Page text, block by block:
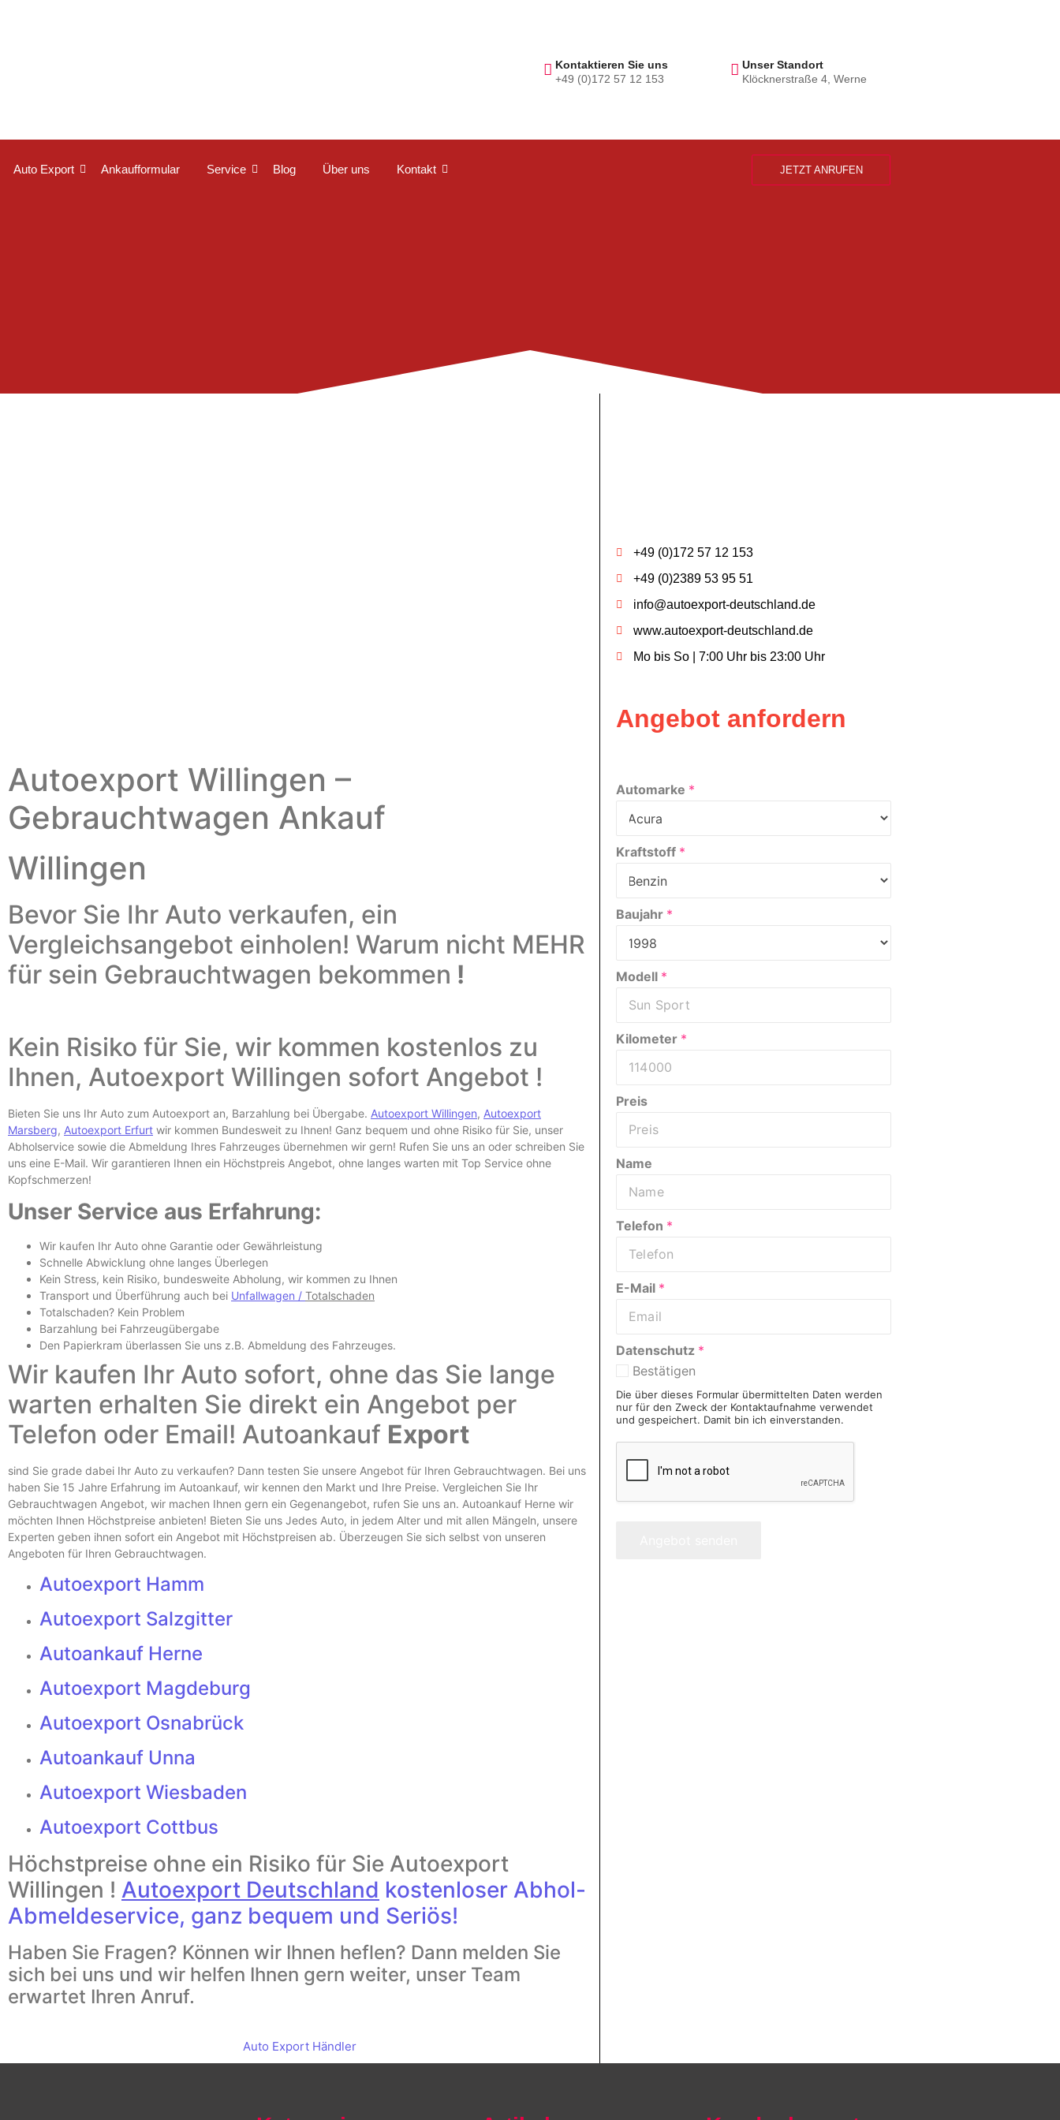
Kontaktieren Sie uns
+49 (0)172 57 12 153
Unser Standort
Klöcknerstraße 4, Werne
Auto Export Ankaufformular Service Blog Über uns Kontakt JETZT ANRUFEN
+49 (0)172 57 12 153
+49 (0)2389 53 95 51
info@autoexport-deutschland.de
www.autoexport-deutschland.de
Mo bis So | 7:00 Uhr bis 23:00 Uhr
Angebot anfordern
Autoexport Willingen –
Gebrauchtwagen Ankauf
Willingen
Bevor Sie Ihr Auto verkaufen, ein
Vergleichsangebot einholen! Warum nicht MEHR
für sein Gebrauchtwagen bekommen !
Kein Risiko für Sie, wir kommen kostenlos zu
Ihnen, Autoexport Willingen sofort Angebot !
Bieten Sie uns Ihr Auto zum Autoexport an, Barzahlung bei Übergabe. Autoexport Willingen, Autoexport
Marsberg, Autoexport Erfurt wir kommen Bundesweit zu Ihnen! Ganz bequem und ohne Risiko für Sie, unser
Abholservice sowie die Abmeldung Ihres Fahrzeuges übernehmen wir gern! Rufen Sie uns an oder schreiben Sie
uns eine E-Mail. Wir garantieren Ihnen ein Höchstpreis Angebot, ohne langes warten mit Top Service ohne
Kopfschmerzen!
Unser Service aus Erfahrung:
Wir kaufen Ihr Auto ohne Garantie oder Gewährleistung
Schnelle Abwicklung ohne langes Überlegen
Kein Stress, kein Risiko, bundesweite Abholung, wir kommen zu Ihnen
Transport und Überführung auch bei Unfallwagen / Totalschaden
Totalschaden? Kein Problem
Barzahlung bei Fahrzeugübergabe
Den Papierkram überlassen Sie uns z.B. Abmeldung des Fahrzeuges.
Wir kaufen Ihr Auto sofort, ohne das Sie lange
warten erhalten Sie direkt ein Angebot per
Telefon oder Email! Autoankauf Export
sind Sie grade dabei Ihr Auto zu verkaufen? Dann testen Sie unsere Angebot für Ihren Gebrauchtwagen. Bei uns
haben Sie 15 Jahre Erfahrung im Autoankauf, wir kennen den Markt und Ihre Preise. Vergleichen Sie Ihr
Gebrauchtwagen Angebot, wir machen Ihnen gern ein Gegenangebot, rufen Sie uns an. Autoankauf Herne wir
möchten Ihnen Höchstpreise anbieten! Bieten Sie uns Jedes Auto, in jedem Alter und mit allen Mängeln, unsere
Experten geben ihnen sofort ein Angebot mit Höchstpreisen ab. Überzeugen Sie sich selbst von unseren
Angeboten für Ihren Gebrauchtwagen.
Autoexport Hamm
Autoexport Salzgitter
Autoankauf Herne
Autoexport Magdeburg
Autoexport Osnabrück
Autoankauf Unna
Autoexport Wiesbaden
Autoexport Cottbus
Höchstpreise ohne ein Risiko für Sie Autoexport
Willingen ! Autoexport Deutschland kostenloser Abhol-
Abmeldeservice, ganz bequem und Seriös!
Haben Sie Fragen? Können wir Ihnen heflen? Dann melden Sie
sich bei uns und wir helfen Ihnen gern weiter, unser Team
erwartet Ihren Anruf.
Auto Export Händler
Automarke *
Kraftstoff *
Baujahr *
Modell *
Kilometer *
Preis
Name
Telefon *
E-Mail *
Datenschutz *
Bestätigen
Die über dieses Formular übermittelten Daten werden
nur für den Zweck der Kontaktaufnahme verwendet
und gespeichert. Damit bin ich einverstanden.